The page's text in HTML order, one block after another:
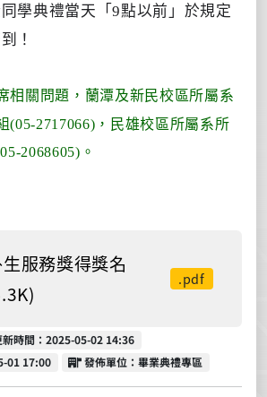
學典禮當天「9點以前」於規定
！
相關問題，蘭潭及新民校區所屬系
(05-2717066)，民雄校區所屬系所
2068605)。
服務獎得獎名
.pdf
新時間
新時間：2025-05-02 14:36
01 17:00 發佈單位
發佈單位：畢業典禮專區